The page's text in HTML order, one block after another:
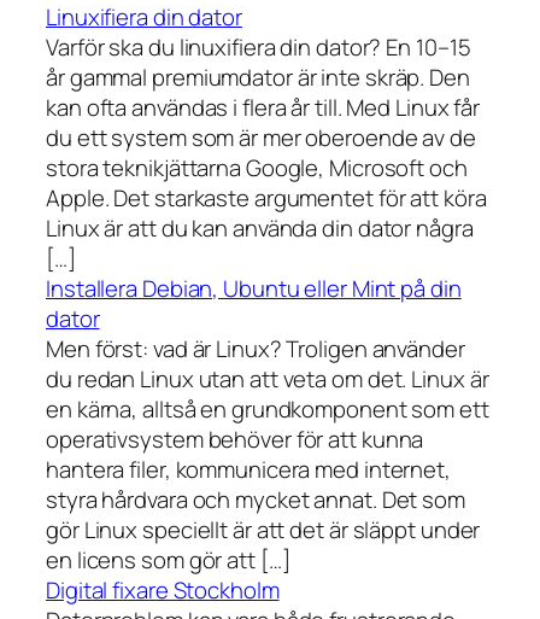
Linuxifiera din dator
Varför ska du linuxifiera din dator? En 10–15
år gammal premiumdator är inte skräp. Den
kan ofta användas i flera år till. Med Linux får
du ett system som är mer oberoende av de
stora teknikjättarna Google, Microsoft och
Apple. Det starkaste argumentet för att köra
Linux är att du kan använda din dator några
[…]
Installera Debian, Ubuntu eller Mint på din
dator
Men först: vad är Linux? Troligen använder
du redan Linux utan att veta om det. Linux är
en kärna, alltså en grundkomponent som ett
operativsystem behöver för att kunna
hantera filer, kommunicera med internet,
styra hårdvara och mycket annat. Det som
gör Linux speciellt är att det är släppt under
en licens som gör att […]
Digital fixare Stockholm